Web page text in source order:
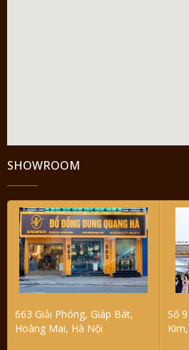
SHOWROOM
663 Giải Phóng, Giáp Bát,
Hoàng Mai, Hà Nội
Số